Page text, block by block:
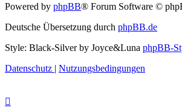
Powered by phpBB® Forum Software ©
Deutsche Übersetzung durch phpBB.de
Style: Black-Silver by Joyce&Luna phpBB-
Datenschutz | Nutzungsbedingungen